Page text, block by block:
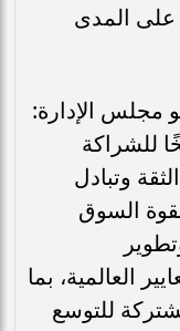
على المدى
مجلس الإدارة:
للشراكة
وتبادل
السوق
العالمية، بما
للتوسع